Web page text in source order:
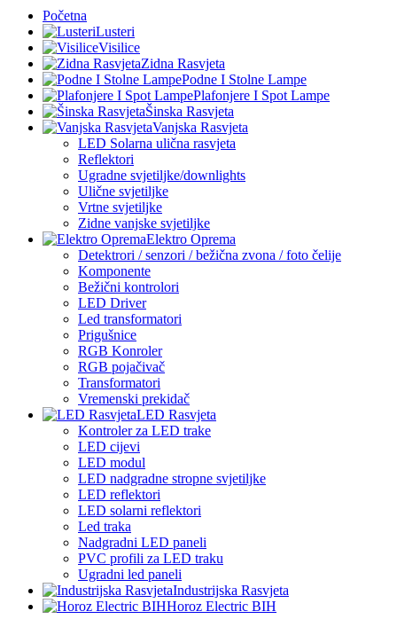
Početna
Lusteri
Visilice
Zidna Rasvjeta
Podne I Stolne Lampe
Plafonjere I Spot Lampe
Šinska Rasvjeta
Vanjska Rasvjeta
LED Solarna ulična rasvjeta
Reflektori
Ugradne svjetiljke/downlights
Ulične svjetiljke
Vrtne svjetiljke
Zidne vanjske svjetiljke
Elektro Oprema
Detektrori / senzori / bežična zvona / foto čelije
Komponente
Bežični kontrolori
LED Driver
Led transformatori
Prigušnice
RGB Konroler
RGB pojačivač
Transformatori
Vremenski prekidač
LED Rasvjeta
Kontroler za LED trake
LED cijevi
LED modul
LED nadgradne stropne svjetiljke
LED reflektori
LED solarni reflektori
Led traka
Nadgradni LED paneli
PVC profili za LED traku
Ugradni led paneli
Industrijska Rasvjeta
Horoz Electric BIH